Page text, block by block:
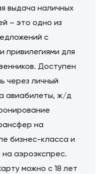
выдача наличных
– это одно из
с
привилегиями для
Доступен
через личный
авиабилеты, ж/д
на
бизнес-класса и
аэроэкспрес.
можно с 18 лет